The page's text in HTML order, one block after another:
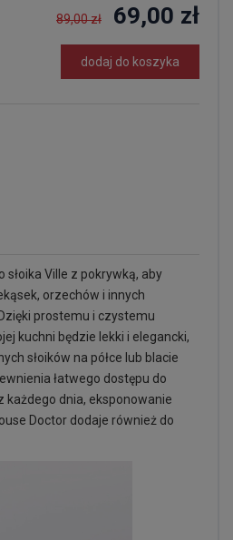
89,00 zł 69,00 zł
dodaj do koszyka
słoika Ville z pokrywką, aby
orzechów i innych
prostemu i czystemu
kuchni będzie lekki i elegancki,
słoików na półce lub blacie
łatwego dostępu do
każdego dnia, eksponowanie
Doctor dodaje również do